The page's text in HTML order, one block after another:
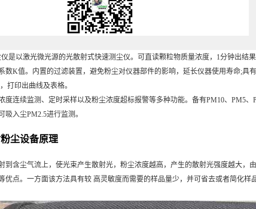
是以激光微光源的光散射式快速测尘仪。可直读颗粒物质量浓度，1分钟出结
数K值。内置的过滤装置，避免粉尘对仪器部件的影响，延长仪器使用寿命;
打印出曲线及表格。
连续监测、定时采样以及粉尘浓度超标报警等多种功能。备有PM10、PM5、
吸入尘PM2.5进行监测。
尘设备原理
含尘气流上，使光束产生散射光，粉尘浓度越高，产生的散射光强度越大，
优点。一方面该方法具有较 高灵敏度而需要的样品量少，并可省去或者简化